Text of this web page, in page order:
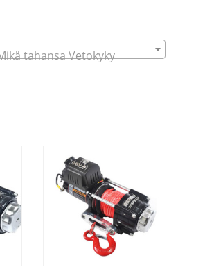
tahansa Vetokyky